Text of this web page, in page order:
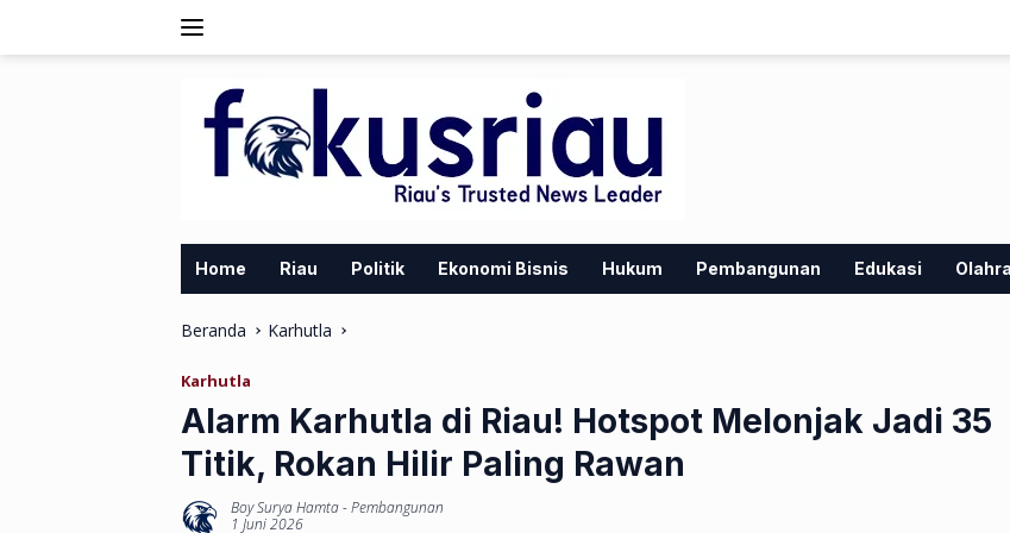
Home Riau Politik Ekonomi Bisnis Hukum Pembangunan Edukasi
Beranda Karhutla
Karhutla
Alarm Karhutla di Riau! Hotspot Melonjak Jadi 35
Titik, Rokan Hilir Paling Rawan
Boy Surya Hamta-Pembangunan
1 Juni 2026